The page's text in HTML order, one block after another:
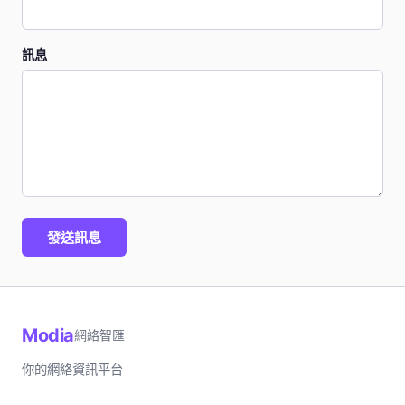
訊息
發送訊息
Modia網絡智匯
你的網絡資訊平台